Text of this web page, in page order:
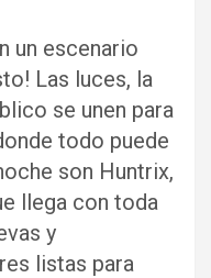
un escenario
Las luces, la
se unen para
todo puede
son Huntrix,
llega con toda
y
listas para